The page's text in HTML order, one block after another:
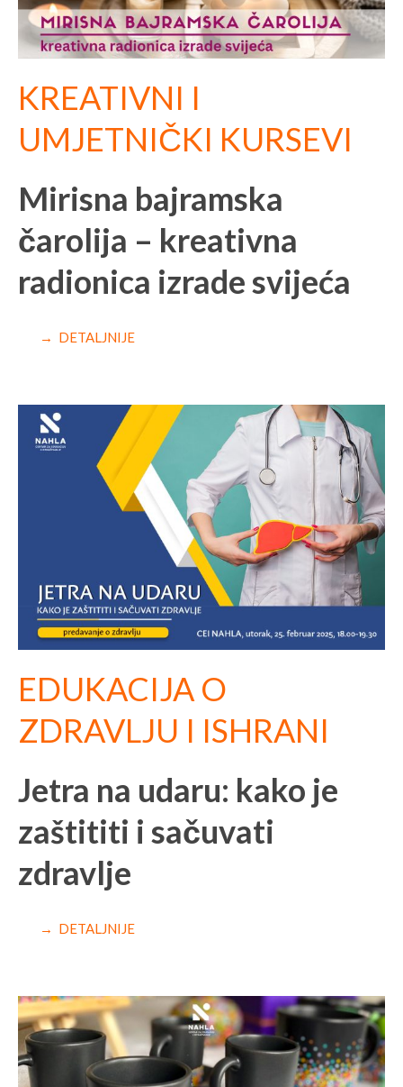
KREATIVNI I
UMJETNIČKI KURSEVI
Mirisna bajramska
čarolija – kreativna
radionica izrade svijeća
→ DETALJNIJE
EDUKACIJA O
ZDRAVLJU I ISHRANI
Jetra na udaru: kako je
zaštititi i sačuvati
zdravlje
→ DETALJNIJE